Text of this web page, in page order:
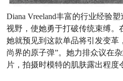
Diana Vreeland丰富的行业经验
视野，使她勇于打破传统束缚。
她就预见到这款单品将引发变革
尚界的原子弹”。她力排众议在
片，拍摄时模特的肌肤露出程度